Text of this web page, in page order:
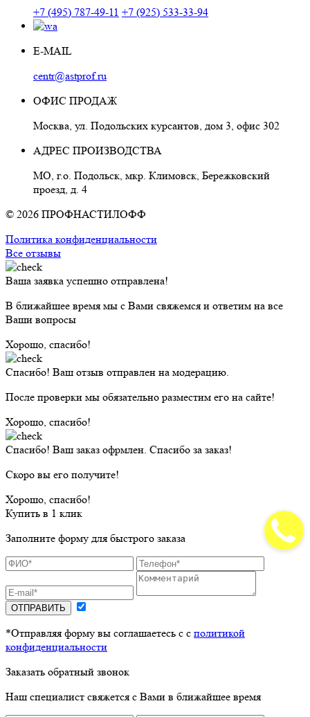
+7 (495) 787-49-11 +7 (925) 533-33-94
E-MAIL
centr@astprof.ru
ОФИС ПРОДАЖ
Москва, ул. Подольских курсантов, дом 3, офис 302
АДРЕС ПРОИЗВОДСТВА
МО, г.о. Подольск, мкр. Климовск, Бережковский
проезд, д. 4
© 2026 ПРОФНАСТИЛОФФ
Политика конфиденциальности
Все отзывы
Ваша заявка успешно отправлена!
В ближайшее время мы с Вами свяжемся и ответим на все
Ваши вопросы
Хорошо, спасибо!
Спасибо! Ваш отзыв отправлен на модерацию.
После проверки мы обязательно разместим его на сайте!
Хорошо, спасибо!
Спасибо! Ваш заказ офрмлен. Спасибо за заказ!
Скоро вы его получите!
Хорошо, спасибо!
Купить в 1 клик
Заполните форму для быстрого заказа
ОТПРАВИТЬ
*Отправляя форму вы соглашаетесь с с политикой
конфиденциальности
Заказать обратный звонок
Наш специалист свяжется с Вами в ближайшее время